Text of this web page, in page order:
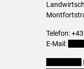
Telefon:
E-Mail:
|